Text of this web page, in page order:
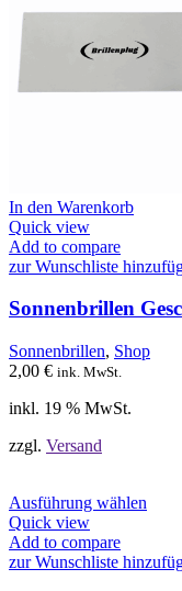
In den Warenkorb
Quick view
Add to compare
zur Wunschliste
Sonnenbrillen
Sonnenbrillen, Shop
2,00 € ink. MwSt.
inkl. 19 % MwSt.
zzgl. Versand
Ausführung wählen
Quick view
Add to compare
zur Wunschliste